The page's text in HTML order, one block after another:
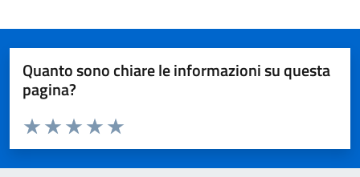
Quanto sono chiare le informazioni su questa
pagina?
Domanda
Valuta da 1 a 5 stelle la pagina
Valuta 5 stelle su 5
Valuta 4 stelle su 5
Valuta 3 stelle su 5
Valuta 2 stelle su 5
Valuta 1 stelle su 5